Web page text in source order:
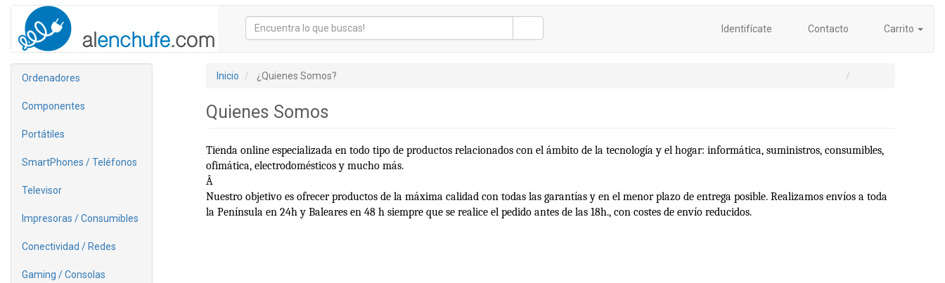
Identifícate Contacto Carrito
Ordenadores
Componentes
Portátiles
SmartPhones / Teléfonos
Televisor
Impresoras / Consumibles
Conectividad / Redes
Gaming / Consolas
Inicio ¿Quienes Somos?
Quienes Somos
Tienda online especializada en todo tipo de productos relacionados con el ámbito de la tecnología y el hogar: informática, suministros, consumibles,
ofimática, electrodomésticos y mucho más.
Â
Nuestro objetivo es ofrecer productos de la máxima calidad con todas las garantías y en el menor plazo de entrega posible. Realizamos envíos a toda
la Península en 24h y Baleares en 48 h siempre que se realice el pedido antes de las 18h., con costes de envío reducidos.